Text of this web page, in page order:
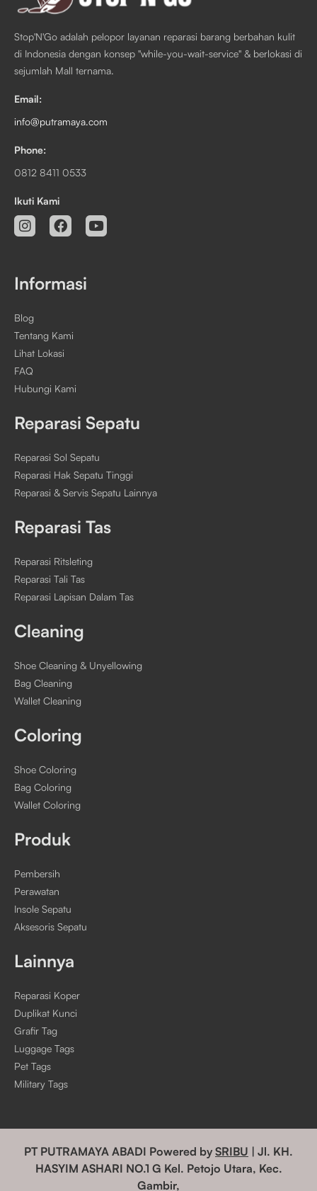
Stop'N'Go adalah pelopor layanan reparasi barang berbahan kulit
di Indonesia dengan konsep "while-you-wait-service" & berlokasi di
sejumlah Mall ternama.
Email:
info@putramaya.com
Phone:
0812 8411 0533
Ikuti Kami
Informasi
Blog
Tentang Kami
Lihat Lokasi
FAQ
Hubungi Kami
Reparasi Sepatu
Reparasi Sol Sepatu
Reparasi Hak Sepatu Tinggi
Reparasi & Servis Sepatu Lainnya
Reparasi Tas
Reparasi Ritsleting
Reparasi Tali Tas
Reparasi Lapisan Dalam Tas
Cleaning
Shoe Cleaning & Unyellowing
Bag Cleaning
Wallet Cleaning
Coloring
Shoe Coloring
Bag Coloring
Wallet Coloring
Produk
Pembersih
Perawatan
Insole Sepatu
Aksesoris Sepatu
Lainnya
Reparasi Koper
Duplikat Kunci
Grafir Tag
Luggage Tags
Pet Tags
Military Tags
PT PUTRAMAYA ABADI Powered bySRIBU | Jl. KH.
HASYIM ASHARI NO.1 G Kel. Petojo Utara, Kec.
Gambir,